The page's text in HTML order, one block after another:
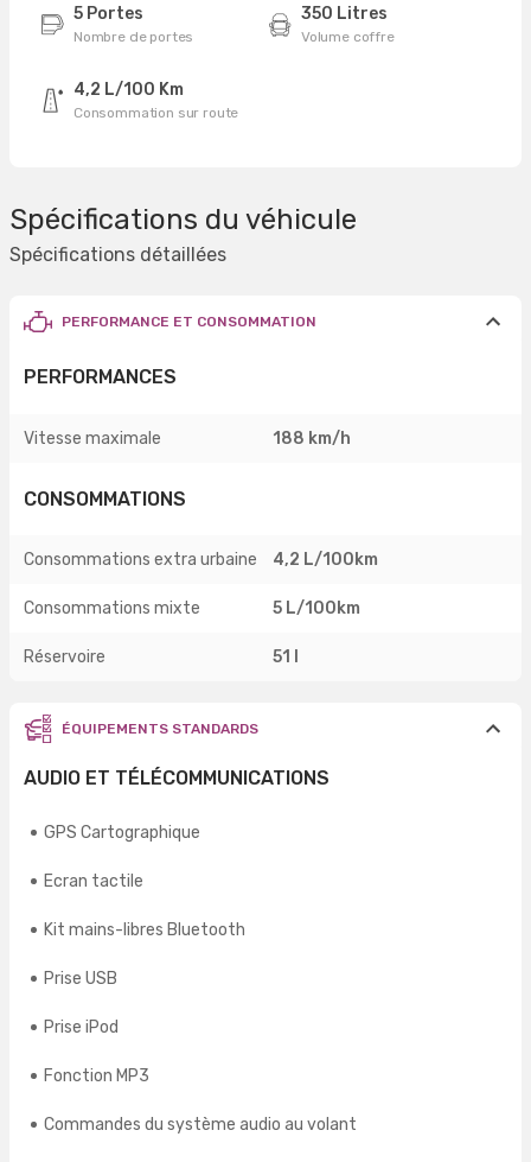
5 Portes
Nombre de portes
350 Litres
Volume coffre
4,2 L/100 Km
Consommation sur route
Spécifications du véhicule
Spécifications détaillées
PERFORMANCE ET CONSOMMATION
PERFORMANCES
Vitesse maximale 188 km/h
CONSOMMATIONS
Consommations extra urbaine 4,2 L/100km
Consommations mixte 5 L/100km
Réservoire 51 l
ÉQUIPEMENTS STANDARDS
AUDIO ET TÉLÉCOMMUNICATIONS
GPS Cartographique
Ecran tactile
Kit mains-libres Bluetooth
Prise USB
Prise iPod
Fonction MP3
Commandes du système audio au volant